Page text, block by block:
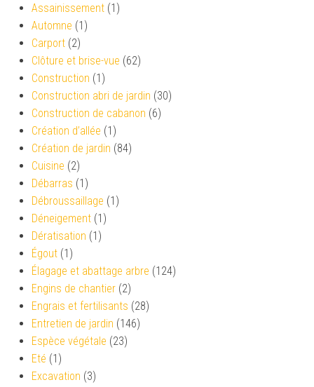
Assainissement (1)
Automne (1)
Carport (2)
Clôture et brise-vue (62)
Construction (1)
Construction abri de jardin (30)
Construction de cabanon (6)
Création d’allée (1)
Création de jardin (84)
Cuisine (2)
Débarras (1)
Débroussaillage (1)
Déneigement (1)
Dératisation (1)
Égout (1)
Élagage et abattage arbre (124)
Engins de chantier (2)
Engrais et fertilisants (28)
Entretien de jardin (146)
Espèce végétale (23)
Eté (1)
Excavation (3)